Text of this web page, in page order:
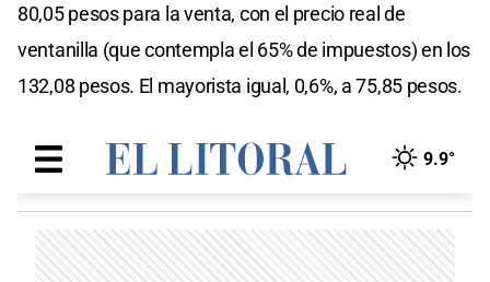
80,05 pesos para la venta, con el precio real de
ventanilla (que contempla el 65% de impuestos) en los
132,08 pesos. El mayorista igual, 0,6%, a 75,85 pesos.